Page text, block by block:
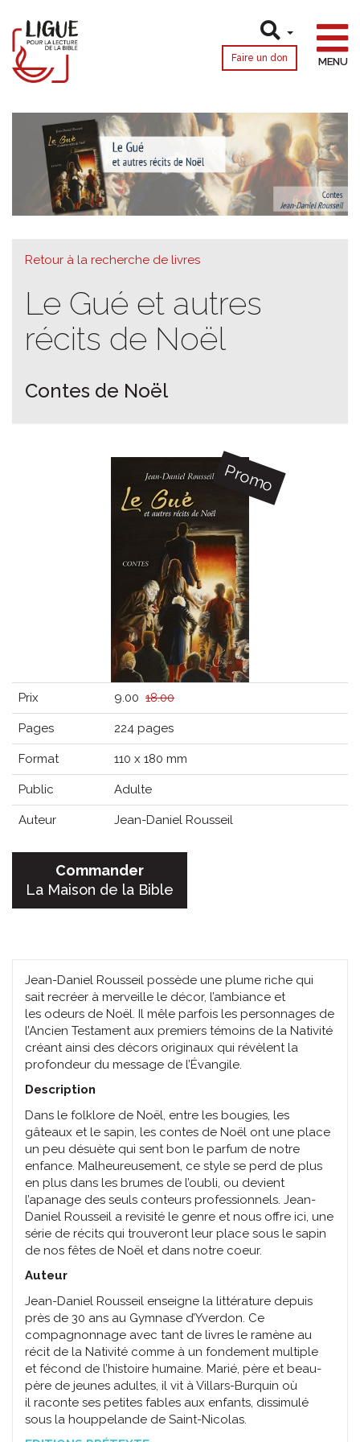
Faire un don MENU
Retour à la recherche de livres
Le Gué et autres
récits de Noël
Contes de Noël
Promo
Prix 9.00 18.00
Pages 224 pages
Format 110 x 180 mm
Public Adulte
Auteur Jean-Daniel Rousseil
Commander
La Maison de la Bible
Jean-Daniel Rousseil possède une plume riche qui
sait recréer à merveille le décor, l’ambiance et
les odeurs de Noël. Il mêle parfois les personnages de
l’Ancien Testament aux premiers témoins de la Nativité
créant ainsi des décors originaux qui révèlent la
profondeur du message de l’Évangile.
Description
Dans le folklore de Noël, entre les bougies, les
gâteaux et le sapin, les contes de Noël ont une place
un peu désuète qui sent bon le parfum de notre
enfance. Malheureusement, ce style se perd de plus
en plus dans les brumes de l’oubli, ou devient
l’apanage des seuls conteurs professionnels. Jean-
Daniel Rousseil a revisité le genre et nous offre ici, une
série de récits qui trouveront leur place sous le sapin
de nos fêtes de Noël et dans notre coeur.
Auteur
Jean-Daniel Rousseil enseigne la littérature depuis
près de 30 ans au Gymnase d’Yverdon. Ce
compagnonnage avec tant de livres le ramène au
récit de la Nativité comme à un fondement multiple
et fécond de l’histoire humaine. Marié, père et beau-
père de jeunes adultes, il vit à Villars-Burquin où
il raconte ses petites fables aux enfants, dissimulé
sous la houppelande de Saint-Nicolas.